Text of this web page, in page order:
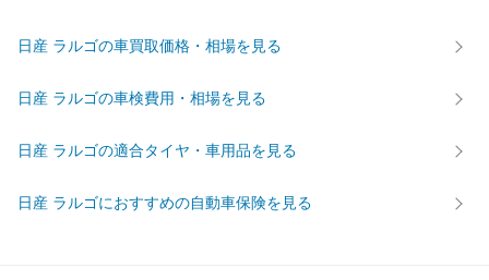
前輪サイズ -
燃費
WLTC/郊外 - -
日産 ラルゴの車買取価格・相場を見る
日産 ラルゴの車検費用・相場を見る
日産 ラルゴの適合タイヤ・車用品を見る
日産 ラルゴにおすすめの自動車保険を見る